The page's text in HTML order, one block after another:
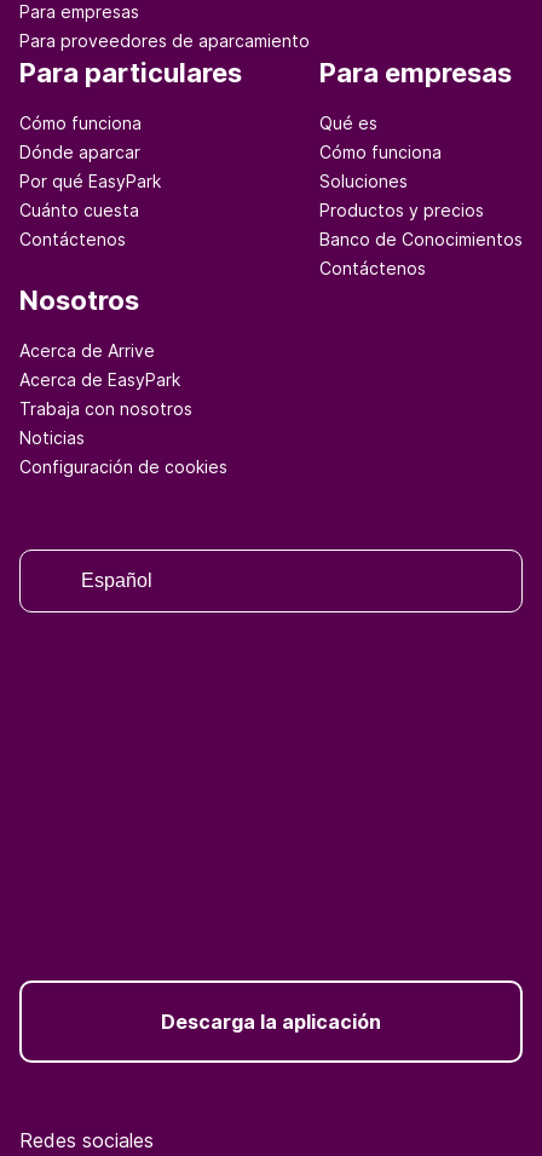
Para empresas
Para proveedores de aparcamiento
Para particulares
Cómo funciona
Dónde aparcar
Por qué EasyPark
Cuánto cuesta
Contáctenos
Para empresas
Qué es
Cómo funciona
Soluciones
Productos y precios
Banco de Conocimientos
Contáctenos
Nosotros
Acerca de Arrive
Acerca de EasyPark
Trabaja con nosotros
Noticias
Configuración de cookies
Español
Descarga la aplicación
Redes sociales